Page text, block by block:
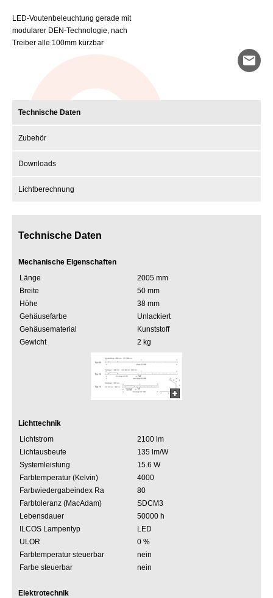
LED-Voutenbeleuchtung gerade mit
modularer DEN-Technologie, nach
Treiber alle 100mm kürzbar
mail
Technische Daten
Zubehör
Downloads
Lichtberechnung
Technische Daten
Mechanische Eigenschaften
Länge
2005 mm
Breite
50 mm
Höhe
38 mm
Gehäusefarbe
Unlackiert
Gehäusematerial
Kunststoff
Gewicht
2 kg
Lichttechnik
Lichtstrom
2100 lm
Lichtausbeute
135 lm/W
Systemleistung
15.6 W
Farbtemperatur (Kelvin)
4000
Farbwiedergabeindex Ra
80
Farbtoleranz (MacAdam)
SDCM3
Lebensdauer
50000 h
ILCOS Lampentyp
LED
ULOR
0 %
Farbtemperatur steuerbar
nein
Farbe steuerbar
nein
Elektrotechnik